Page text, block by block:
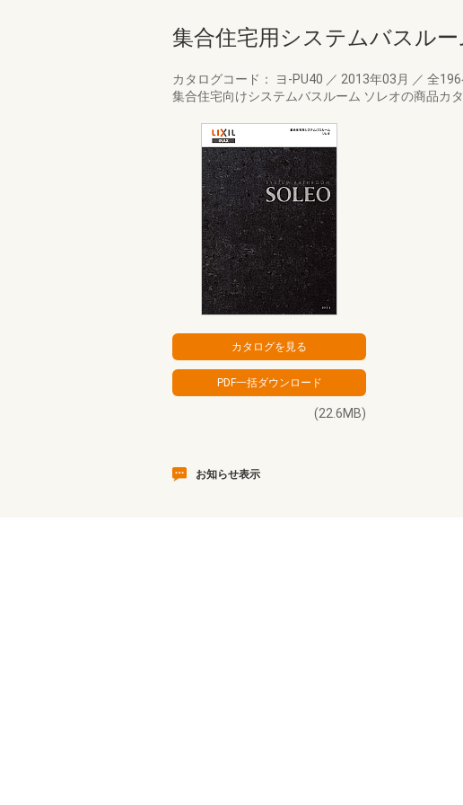
集合住宅用システムバスル
カタログコード： ヨ-PU40 ／ 2013年03月 ／ 全
集合住宅向けシステムバスルーム ソレオの商品カタ
(22.6MB)
お知らせ表示